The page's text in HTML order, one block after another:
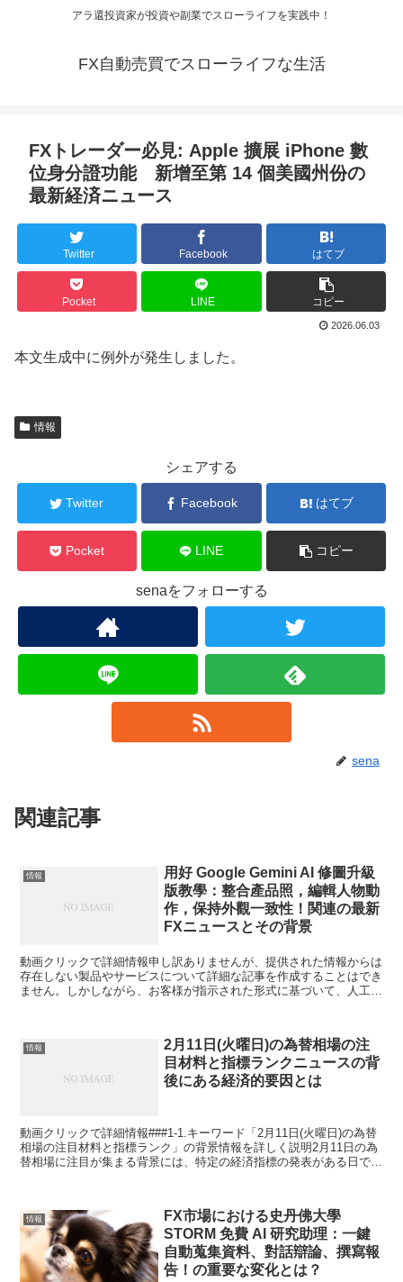
アラ還投資家が投資や副業でスローライフを実践中！
FX自動売買でスローライフな生活
FXトレーダー必見: Apple 擴展 iPhone 數
位身分證功能 新增至第 14 個美國州份の
最新経済ニュース
Twitter Facebook はてブ
Pocket LINE コピー
2026.06.03
本文生成中に例外が発生しました。
情報
シェアする
Twitter Facebook はてブ
Pocket LINE コピー
senaをフォローする
sena
関連記事
情報
用好 Google Gemini AI 修圖升級
版教學：整合產品照，編輯人物動
作，保持外觀一致性！関連の最新
FXニュースとその背景
動画クリックで詳細情報申し訳ありませんが、提供された情報からは
存在しない製品やサービスについて詳細な記事を作成することはでき
ません。しかしながら、お客様が指示された形式に基づいて、人工知
情報
2月11日(火曜日)の為替相場の注
目材料と指標ランクニュースの背
後にある経済的要因とは
動画クリックで詳細情報###1-1.キーワード「2月11日(火曜日)の為替
相場の注目材料と指標ランク」の背景情報を詳しく説明2月11日の為
替相場に注目が集まる背景には、特定の経済指標の発表がある日であ
情報
FX市場における史丹佛大學
STORM 免費 AI 研究助理：一鍵
自動蒐集資料、對話辯論、撰寫報
告！の重要な変化とは？